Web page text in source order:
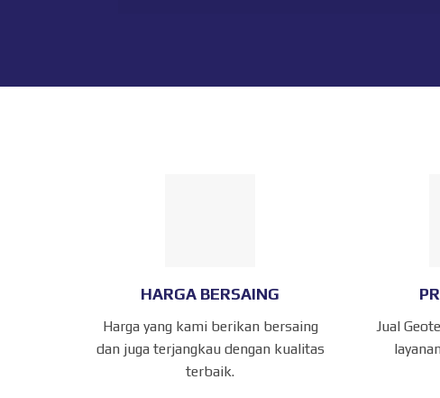
HARGA BERSAING
Harga yang kami berikan bersaing
dan juga terjangkau dengan kualitas
terbaik.
Jual